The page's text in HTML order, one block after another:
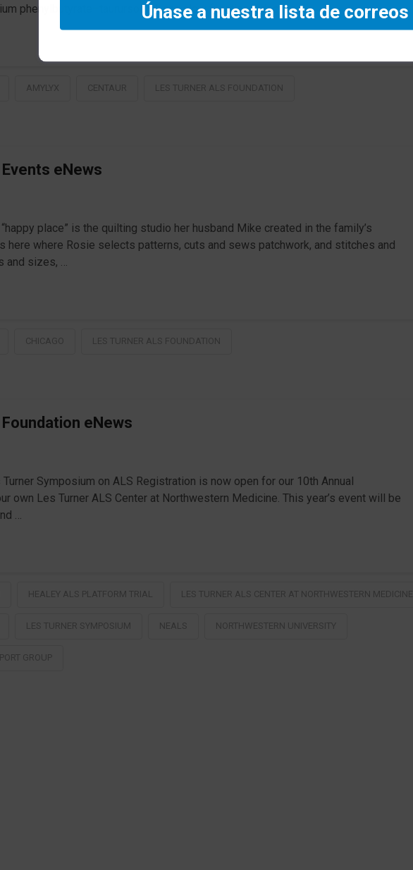
phenylbutyrate–taurursodiol, can slow functional decline …
AMYLYX CENTAUR LES TURNER ALS FOUNDATION
eNews
“happy place” is the quilting studio her husband Mike created in the family’s
here where Rosie selects patterns, cuts and sews patchwork, and stitches and
and sizes, …
CHICAGO LES TURNER ALS FOUNDATION
eNews
Symposium on ALS Registration is now open for our 10th Annual
own Les Turner ALS Center at Northwestern Medicine. This year’s event will be
…
HEALEY ALS PLATFORM TRIAL LES TURNER ALS CENTER AT NORTHWESTERN MEDICINE
LES TURNER SYMPOSIUM NEALS NORTHWESTERN UNIVERSITY
GROUP
Únase a nuestra lista de correos